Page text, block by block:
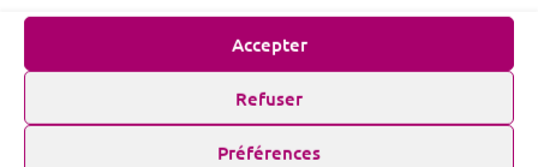
Accepter
Refuser
Préférences
ACTUALITÉ